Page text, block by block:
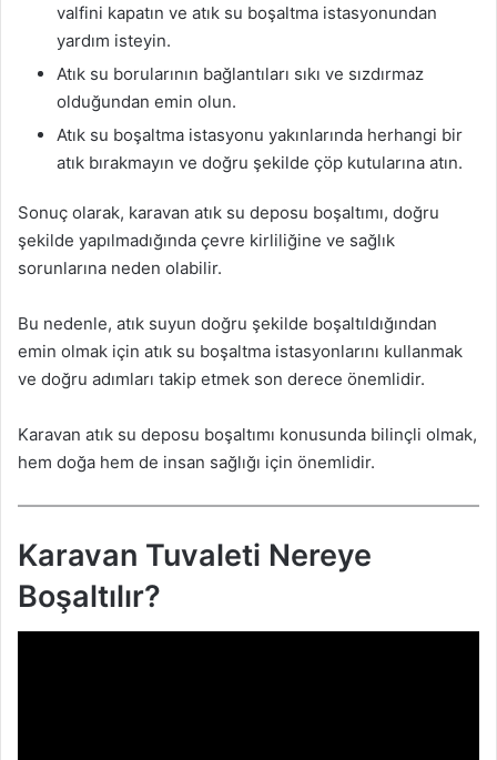
valfini kapatın ve atık su boşaltma istasyonundan
yardım isteyin.
Atık su borularının bağlantıları sıkı ve sızdırmaz
olduğundan emin olun.
Atık su boşaltma istasyonu yakınlarında herhangi bir
atık bırakmayın ve doğru şekilde çöp kutularına atın.
Sonuç olarak, karavan atık su deposu boşaltımı, doğru
şekilde yapılmadığında çevre kirliliğine ve sağlık
sorunlarına neden olabilir.
Bu nedenle, atık suyun doğru şekilde boşaltıldığından
emin olmak için atık su boşaltma istasyonlarını kullanmak
ve doğru adımları takip etmek son derece önemlidir.
Karavan atık su deposu boşaltımı konusunda bilinçli olmak,
hem doğa hem de insan sağlığı için önemlidir.
Karavan Tuvaleti Nereye
Boşaltılır?